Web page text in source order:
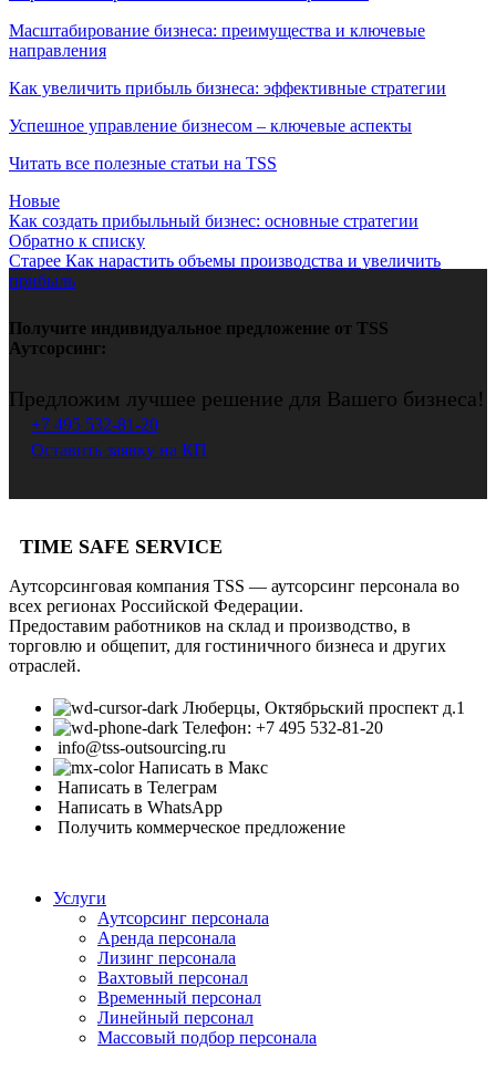
Масштабирование бизнеса: преимущества и ключевые
направления
Как увеличить прибыль бизнеса: эффективные стратегии
Успешное управление бизнесом – ключевые аспекты
Читать все полезные статьи на TSS
Новые
Как создать прибыльный бизнес: основные стратегии
Обратно к списку
Старее Как нарастить объемы производства и увеличить
прибыль
Получите индивидуальное предложение от TSS
Аутсорсинг:
Предложим лучшее решение для Вашего бизнеса!
+7 495 532-81-20
Оставить заявку на КП
TIME SAFE SERVICE
Аутсорсинговая компания TSS — аутсорсинг персонала во
всех регионах Российской Федерации.
Предоставим работников на склад и производство, в
торговлю и общепит, для гостиничного бизнеса и других
отраслей.
Люберцы, Октябрьский проспект д.1
Телефон: +7 495 532-81-20
info@tss-outsourcing.ru
Написать в Макс
Написать в Телеграм
Написать в WhatsApp
Получить коммерческое предложение
Услуги
Аутсорсинг персонала
Аренда персонала
Лизинг персонала
Вахтовый персонал
Временный персонал
Линейный персонал
Массовый подбор персонала